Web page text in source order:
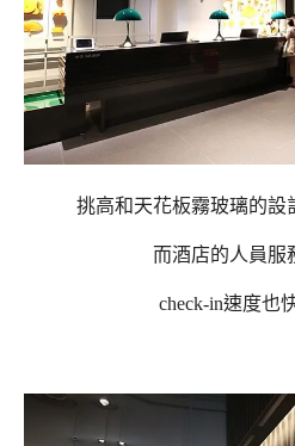
挑高和天花板霧玻璃的設
而酒店的人員服
check-in速度也